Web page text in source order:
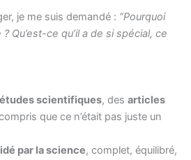
je me suis demandé : “Pourquoi
Qu’est-ce qu’il a de si spécial, ce
études scientifiques, des articles
compris que ce n’était pas juste un
par la science, complet, équilibré,